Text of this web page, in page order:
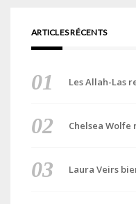
ARTICLES RÉCENTS
Les Allah-Las
Chelsea Wolfe
Laura Veirs